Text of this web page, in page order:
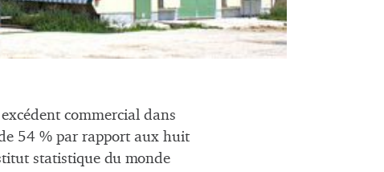
commercial dans
54 % par rapport aux huit
statistique du monde